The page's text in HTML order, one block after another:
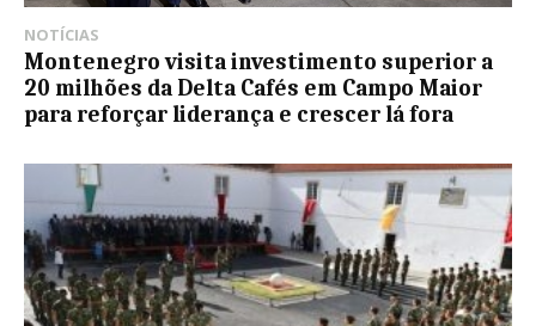
NOTÍCIAS
Montenegro visita investimento superior a
20 milhões da Delta Cafés em Campo Maior
para reforçar liderança e crescer lá fora